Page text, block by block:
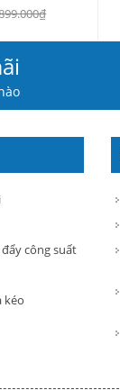
công suất
kéo